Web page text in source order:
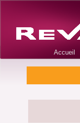
Accueil